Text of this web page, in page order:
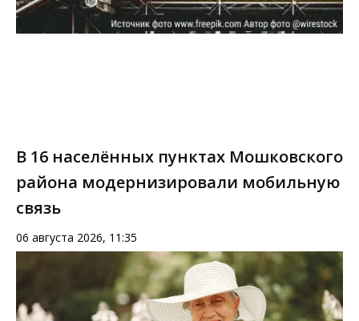
В 16 населённых пунктах Мошковского
района модернизировали мобильную
связь
06 августа 2026, 11:35